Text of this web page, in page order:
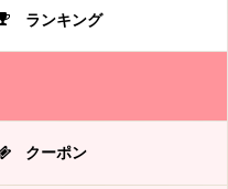
ランキング
クーポン